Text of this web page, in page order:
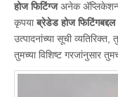
होज फिटिंग्जअनेक
कृपयाब्रेडेड होज
उत्पादनांच्या सूची व्यतिरिक्त,
तुमच्या विशिष्ट गरजांनुसार